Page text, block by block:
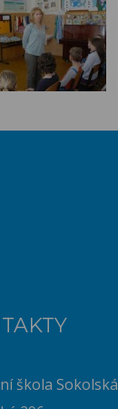
škola Sokolská